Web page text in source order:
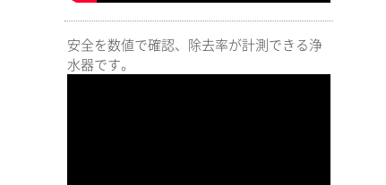
安全を数値で確認、除去率が計測できる浄
水器です。